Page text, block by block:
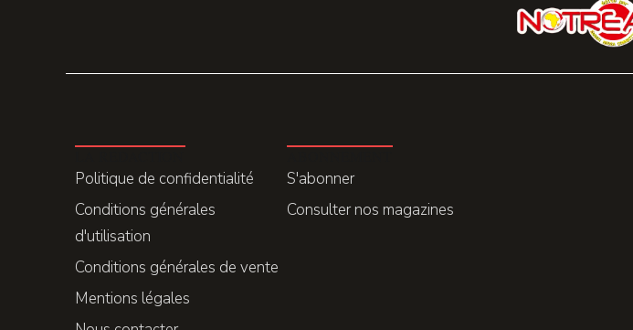
Politique de confidentialité
Conditions générales
d'utilisation
Conditions générales de vente
Mentions légales
S'abonner
Consulter nos magazines